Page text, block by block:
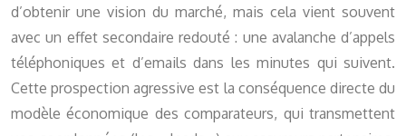
d’obtenir une vision du marché, mais cela vient souvent
avec un effet secondaire redouté : une avalanche d’appels
téléphoniques et d’emails dans les minutes qui suivent.
Cette prospection agressive est la conséquence directe du
modèle économique des comparateurs, qui transmettent